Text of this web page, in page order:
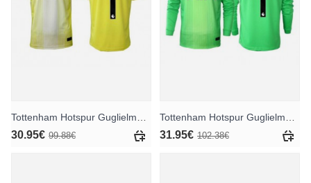
30.95€ 99.88€ 31.95€ 102.38€